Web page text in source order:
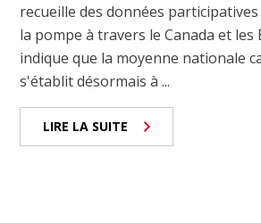
recueille des données
la pompe à travers le Canada et les
indique que la moyenne nationale
s'établit désormais à ...
LIRE LA SUITE